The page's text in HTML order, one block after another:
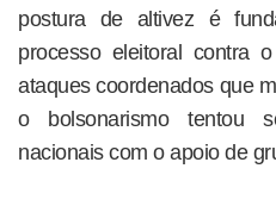
postura de altivez é
processo eleitoral contra
ataques coordenados que
o bolsonarismo tentou
nacionais com o apoio de